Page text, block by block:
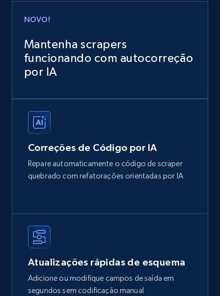
NOVO!
Mantenha scrapers
funcionando com autocorreção
por IA
Correções de Código por IA
Repare automaticamente o código de scraper
quebrado com refatorações orientadas por IA
Atualizações rápidas de esquema
Adicione ou modifique campos de saída em
segundos sem codificação manual